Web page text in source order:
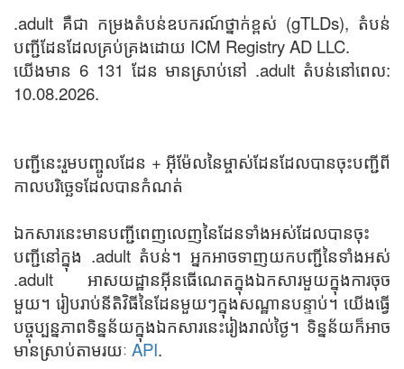
.adult គឺជា កម្រងតំបន់ឧបករណ៍ថ្នាក់ខ្ពស់ (gTLDs), តំបន់
បញ្ជីដែនដែលគ្រប់គ្រងដោយ ICM Registry AD LLC.
យើងមាន 6 131 ដែន មានស្រាប់នៅ .adult តំបន់នៅពេល:
10.08.2026.
បញ្ជីនេះរួមបញ្ចូលដែន + អ៊ីម៉ែលនៃម្ចាស់ដែនដែលបានចុះបញ្ជីពី
កាលបរិច្ឆេទដែលបានកំណត់
ឯកសារនេះមានបញ្ជីពេញលេញនៃដែនទាំងអស់ដែលបានចុះ
បញ្ជីនៅក្នុង .adult តំបន់។ អ្នកអាចទាញយកបញ្ជីនៃទាំងអស់
.adult អាសយដ្ឋានអ៊ីនធើណេតក្នុងឯកសារមួយក្នុងការចុច
មួយ។ រៀបរាប់នីតិវិធីនៃដែនមួយៗក្នុងសណ្ឋានបន្ទាប់។ យើងធ្វើ
បច្ចុប្បន្នភាពទិន្នន័យក្នុងឯកសារនេះរៀងរាល់ថ្ងៃ។ ទិន្នន័យក៏អាច
មានស្រាប់តាមរយៈ API.